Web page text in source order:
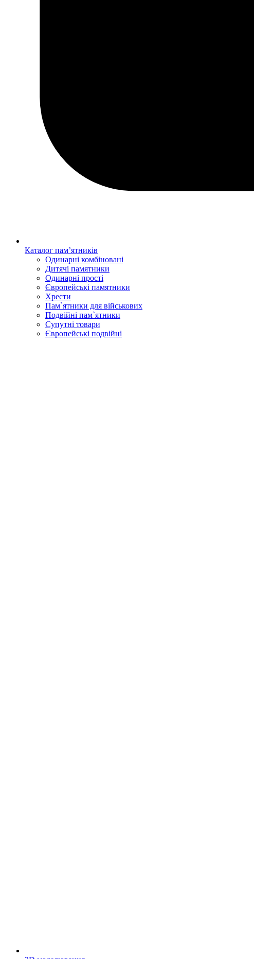
Каталог пам’ятників
Одинарні комбіновані
Дитячі памятники
Одинарні прості
Європейські памятники
Хрести
Пам`ятники для військових
Подвійні пам`ятники
Супутні товари
Європейські подвійні